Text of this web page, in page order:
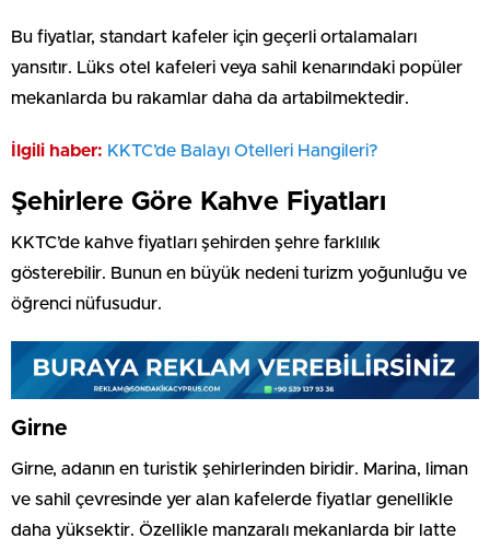
Bu fiyatlar, standart kafeler için geçerli ortalamaları
yansıtır. Lüks otel kafeleri veya sahil kenarındaki popüler
mekanlarda bu rakamlar daha da artabilmektedir.
İlgili haber: ⁠KKTC’de Balayı Otelleri Hangileri?
Şehirlere Göre Kahve Fiyatları
KKTC’de kahve fiyatları şehirden şehre farklılık
gösterebilir. Bunun en büyük nedeni turizm yoğunluğu ve
öğrenci nüfusudur.
Girne
Girne, adanın en turistik şehirlerinden biridir. Marina, liman
ve sahil çevresinde yer alan kafelerde fiyatlar genellikle
daha yüksektir. Özellikle manzaralı mekanlarda bir latte